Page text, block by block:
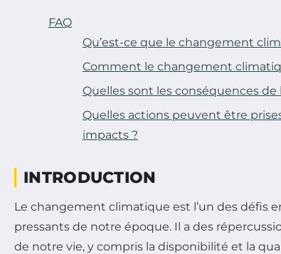
FAQ
Qu’est-ce que le changement
Comment le changement
Quelles sont les conséquences de
Quelles actions peuvent être
impacts ?
INTRODUCTION
Le changement climatique est l’un des défis
pressants de notre époque. Il a des
de notre vie, y compris la disponibilité et la